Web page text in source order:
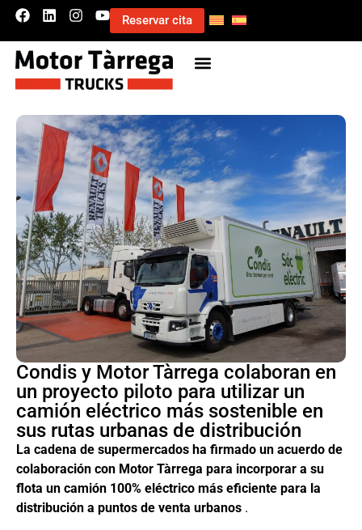
Reservar cita
Condis y Motor Tàrrega colaboran en
un proyecto piloto para utilizar un
camión eléctrico más sostenible en
sus rutas urbanas de distribución
La cadena de supermercados ha firmado un acuerdo de
colaboración con Motor Tàrrega para incorporar a su
flota un camión 100% eléctrico más eficiente para la
distribución a puntos de venta urbanos .